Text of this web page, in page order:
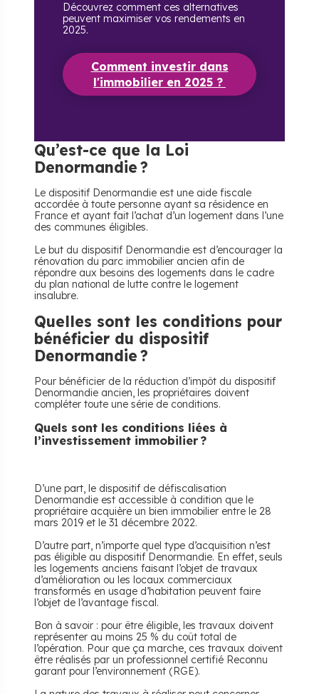
Découvrez comment ces alternatives
peuvent maximiser vos rendements en
2025.
Comment investir dans
l'immobilier en 2025 ?
Qu’est-ce que la Loi
Denormandie ?
Le dispositif Denormandie est une aide fiscale
accordée à toute personne ayant sa résidence en
France et ayant fait l’achat d’un logement dans l’une
des communes éligibles.
Le but du dispositif Denormandie est d’encourager la
rénovation du parc immobilier ancien afin de
répondre aux besoins des logements dans le cadre
du plan national de lutte contre le logement
insalubre.
Quelles sont les conditions pour
bénéficier du dispositif
Denormandie ?
Pour bénéficier de la réduction d’impôt du dispositif
Denormandie ancien, les propriétaires doivent
compléter toute une série de conditions.
Quels sont les conditions liées à
l’investissement immobilier ?
D’une part, le dispositif de défiscalisation
Denormandie est accessible à condition que le
propriétaire acquière un bien immobilier entre le 28
mars 2019 et le 31 décembre 2022.
D’autre part, n’importe quel type d’acquisition n’est
pas éligible au dispositif Denormandie. En effet, seuls
les logements anciens faisant l’objet de travaux
d’amélioration ou les locaux commerciaux
transformés en usage d’habitation peuvent faire
l’objet de l’avantage fiscal.
Bon à savoir : pour être éligible, les travaux doivent
représenter au moins 25 % du coût total de
l’opération. Pour que ça marche, ces travaux doivent
être réalisés par un professionnel certifié Reconnu
garant pour l’environnement (RGE).